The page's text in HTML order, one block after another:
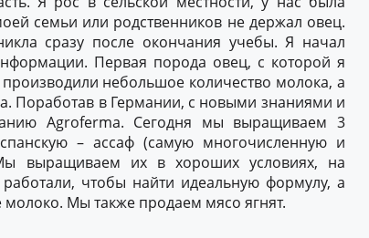
семьи или родственников не держал овец.
сразу после окончания учебы. Я начал
Первая порода овец, с которой я
небольшое количество молока, а
Поработав в Германии, с новыми знаниями и
Agroferma. Сегодня мы выращиваем 3
– ассаф (самую многочисленную и
выращиваем их в хороших условиях, на
чтобы найти идеальную формулу, а
Мы также продаем мясо ягнят.